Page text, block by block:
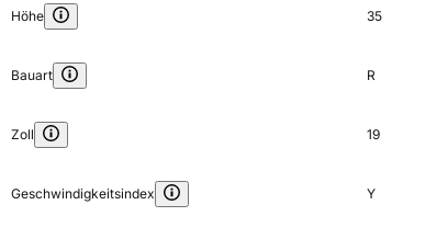
Höhe 35
Bauart R
Zoll 19
Geschwindigkeitsindex Y